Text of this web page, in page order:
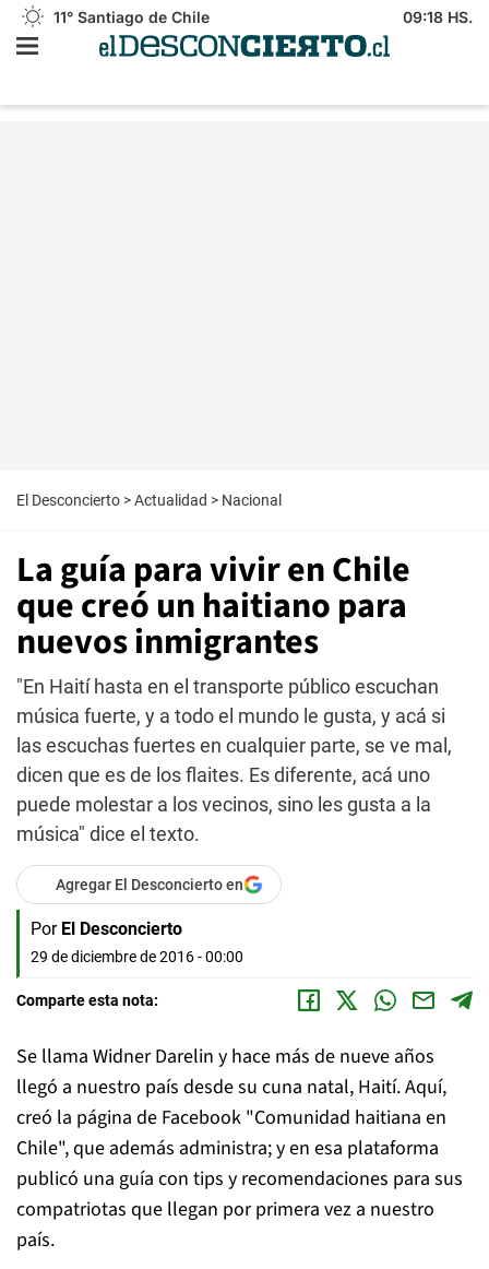
11° Santiago de Chile 09:18 HS.
El Desconcierto >Actualidad > Nacional
La guía para vivir en Chile
que creó un haitiano para
nuevos inmigrantes
"En Haití hasta en el transporte público escuchan
música fuerte, y a todo el mundo le gusta, y acá si
las escuchas fuertes en cualquier parte, se ve mal,
dicen que es de los flaites. Es diferente, acá uno
puede molestar a los vecinos, sino les gusta a la
música" dice el texto.
Agregar El Desconcierto en
Por El Desconcierto
29 de diciembre de 2016 - 00:00
Comparte esta nota:
Se llama Widner Darelin y hace más de nueve años
llegó a nuestro país desde su cuna natal, Haití. Aquí,
creó la página de Facebook "Comunidad haitiana en
Chile", que además administra; y en esa plataforma
publicó una guía con tips y recomendaciones para sus
compatriotas que llegan por primera vez a nuestro
país.